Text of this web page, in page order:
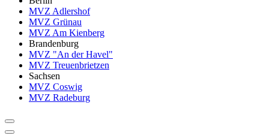
MVZ Adlershof
MVZ Grünau
MVZ Am Kienberg
Brandenburg
MVZ "An der Havel"
MVZ Treuenbrietzen
Sachsen
MVZ Coswig
MVZ Radeburg